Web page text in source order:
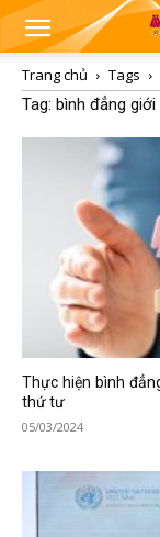
Trang chủ Tags
Tag: bình đẳng giới
Thực hiện bình
thứ tư
05/03/2024